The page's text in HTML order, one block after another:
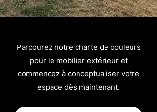
Parcourez notre charte de couleurs
pour le mobilier extérieur et
commencez à conceptualiser votre
espace dès maintenant.